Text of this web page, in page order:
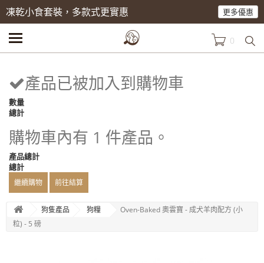
凍乾小食套裝，多款式更實惠 更多優惠
0
產品已被加入到購物車
數量
總計
購物車內有 1 件產品。
產品總計
總計
繼續購物 前往結算
狗隻產品 狗糧
Oven-Baked 奧雲寶 - 成犬羊肉配方 (小
粒) - 5 磅